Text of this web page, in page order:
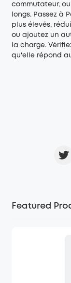
commutateur,
longs. Passez à
plus élevés,
ou ajoutez un
la charge.
qu'elle répond
Featured